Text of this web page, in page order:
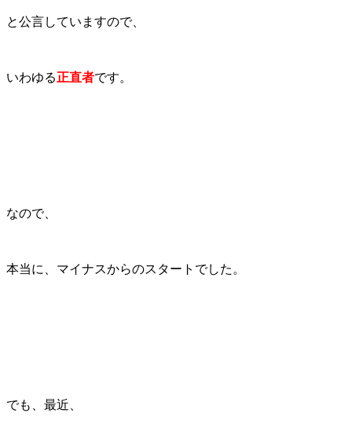
と公言していますので、
いわゆる正直者です。
なので、
本当に、マイナスからのスタートでした。
でも、最近、